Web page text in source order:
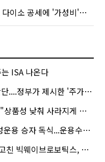
공세에 '가성비'로 맞불
ISA 나온다
제시한 '주가 누르기' 방지법
라지게 해야"…일부 신중론도
식...운용수익 미래에셋의 6배
웨이브로보틱스, 수요예측